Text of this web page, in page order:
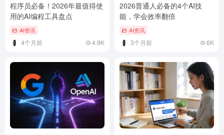
程序员必备！2026年最值得使
用的AI编程工具盘点
AI资讯
4个月前 4.9K
2026普通人必备的4个AI技
能，学会效率翻倍
AI资讯
3个月前 6K